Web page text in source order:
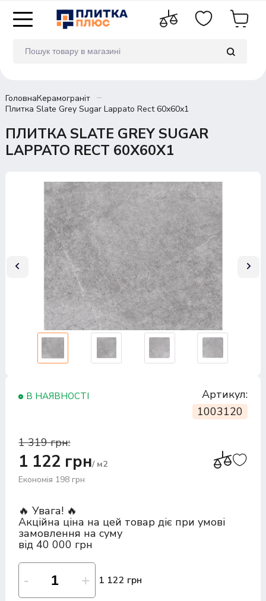
ГоловнаКерамограніт
Плитка Slate Grey Sugar Lappato Rect 60х60х1
ПЛИТКА SLATE GREY SUGAR
LAPPATO RECT 60Х60Х1
В НАЯВНОСТІ
Артикул:
1003120
1 319 грн:
1 122 грн/ м2
Економія 198 грн
🔥 Увага! 🔥
Акційна ціна на цей товар діє при умові
замовлення на суму
від 40 000 грн
1 122 грн